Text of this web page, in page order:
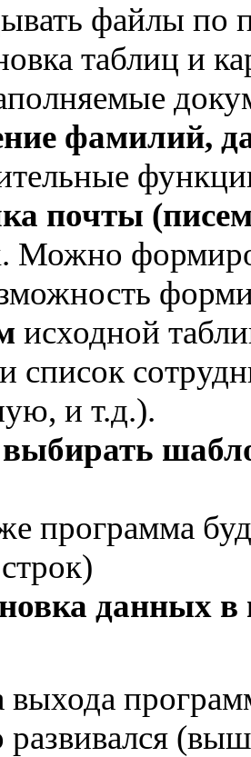
файлы по
таблиц и
фамилий,
почты
Можно
исходной
список
и т.д.).
выбирать
программа
данных
развивался